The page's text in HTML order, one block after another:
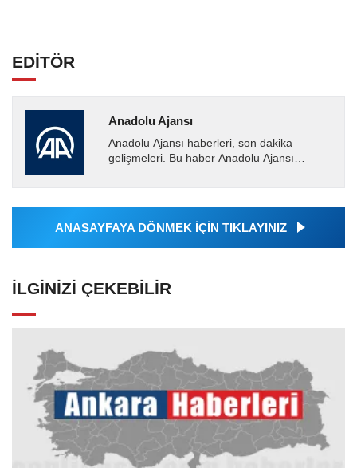
EDİTÖR
Anadolu Ajansı
Anadolu Ajansı haberleri, son dakika
gelişmeleri. Bu haber Anadolu Ajansı
tarafından geçilen tüm...
ANASAYFAYA DÖNMEK İÇİN TIKLAYINIZ
İLGINIZI ÇEKEBILIR